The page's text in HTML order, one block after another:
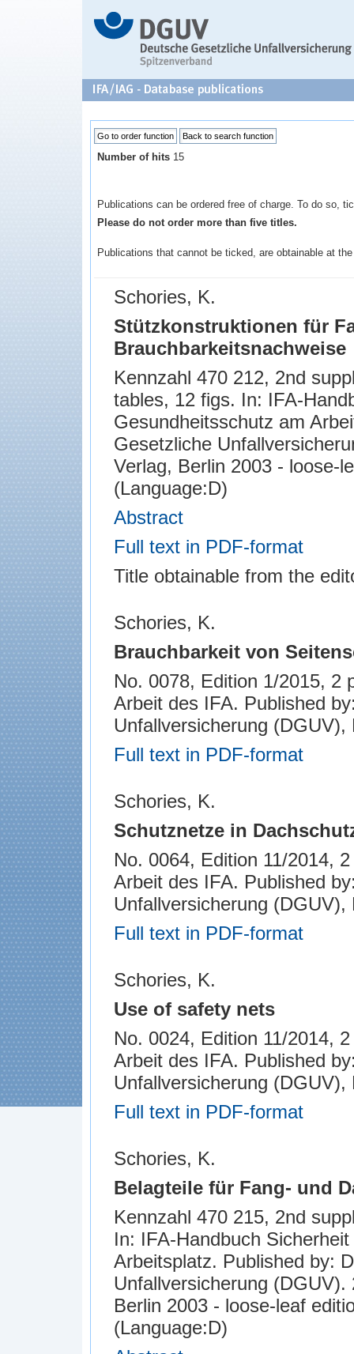
Number of hits15
Publications can be ordered free of charge. To do so,
Please do not order more than five titles.
Publications that cannot be ticked, are obtainable at
Schories, K.
Stützkonstruktionen für
Brauchbarkeitsnachweise
Kennzahl 470 212, 2nd
tables, 12 figs. In: IFA-
Gesundheitsschutz am
Gesetzliche
Verlag, Berlin 2003 - loose-
(Language:D)
Abstract
Full text in PDF-format
Title obtainable from the
Schories, K.
Brauchbarkeit von
No. 0078, Edition 1/2015, 2
Arbeit des IFA. Published
Unfallversicherung
Full text in PDF-format
Schories, K.
Schutznetze in
No. 0064, Edition 11/2014,
Arbeit des IFA. Published
Unfallversicherung
Full text in PDF-format
Schories, K.
Use of safety nets
No. 0024, Edition 11/2014,
Arbeit des IFA. Published
Unfallversicherung
Full text in PDF-format
Schories, K.
Belagteile für Fang- und
Kennzahl 470 215, 2nd
In: IFA-Handbuch
Arbeitsplatz. Published by:
Unfallversicherung
Berlin 2003 - loose-leaf
(Language:D)